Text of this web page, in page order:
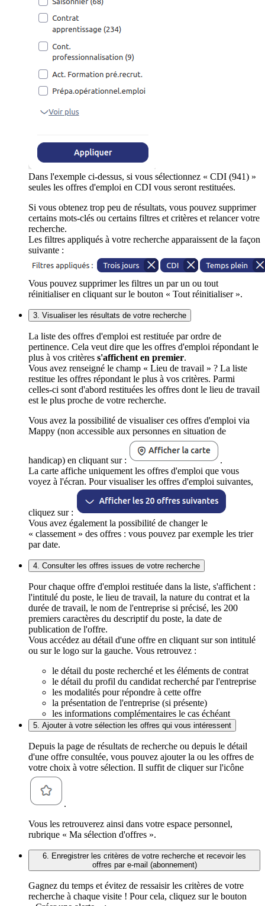
Dans l'exemple ci-dessus, si vous sélectionnez « CDI (941) »
seules les offres d'emploi en CDI vous seront restituées.
Si vous obtenez trop peu de résultats, vous pouvez supprimer
certains mots-clés ou certains filtres et critères et relancer votre
recherche.
Les filtres appliqués à votre recherche apparaissent de la façon
suivante :
Vous pouvez supprimer les filtres un par un ou tout
réinitialiser en cliquant sur le bouton « Tout réinitialiser ».
3. Visualiser les résultats de votre recherche
La liste des offres d'emploi est restituée par ordre de
pertinence. Cela veut dire que les offres d'emploi répondant le
plus à vos critères s'affichent en premier.
Vous avez renseigné le champ « Lieu de travail » ? La liste
restitue les offres répondant le plus à vos critères. Parmi
celles-ci sont d'abord restituées les offres dont le lieu de travail
est le plus proche de votre recherche.
Vous avez la possibilité de visualiser ces offres d'emploi via
Mappy (non accessible aux personnes en situation de
handicap) en cliquant sur :
.
La carte affiche uniquement les offres d'emploi que vous
voyez à l'écran. Pour visualiser les offres d'emploi suivantes,
cliquez sur :
Vous avez également la possibilité de changer le
« classement » des offres : vous pouvez par exemple les trier
par date.
4. Consulter les offres issues de votre recherche
Pour chaque offre d'emploi restituée dans la liste, s'affichent :
l'intitulé du poste, le lieu de travail, la nature du contrat et la
durée de travail, le nom de l'entreprise si précisé, les 200
premiers caractères du descriptif du poste, la date de
publication de l'offre.
Vous accédez au détail d'une offre en cliquant sur son intitulé
ou sur le logo sur la gauche. Vous retrouvez :
le détail du poste recherché et les éléments de contrat
le détail du profil du candidat recherché par l'entreprise
les modalités pour répondre à cette offre
la présentation de l'entreprise (si présente)
les informations complémentaires le cas échéant
5. Ajouter à votre sélection les offres qui vous intéressent
Depuis la page de résultats de recherche ou depuis le détail
d'une offre consultée, vous pouvez ajouter la ou les offres de
votre choix à votre sélection. Il suffit de cliquer sur l'icône
.
Vous les retrouverez ainsi dans votre espace personnel,
rubrique « Ma sélection d'offres ».
6. Enregistrer les critères de votre recherche et recevoir les
offres par e-mail (abonnement)
Gagnez du temps et évitez de ressaisir les critères de votre
recherche à chaque visite ! Pour cela, cliquez sur le bouton